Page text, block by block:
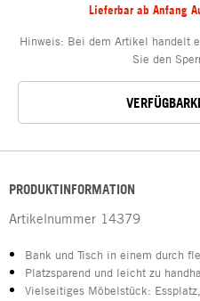
Lieferbar ab Anfang
Hinweis: Bei dem Artikel handelt
Sie den
PRODUKTINFORMATION
Artikelnummer 14379
Bank und Tisch in einem durch
Platzsparend und leicht zu
Vielseitiges Möbelstück: